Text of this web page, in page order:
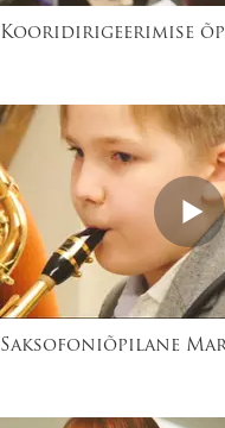
Kooridirigeerimise
Saksofoniõpilane